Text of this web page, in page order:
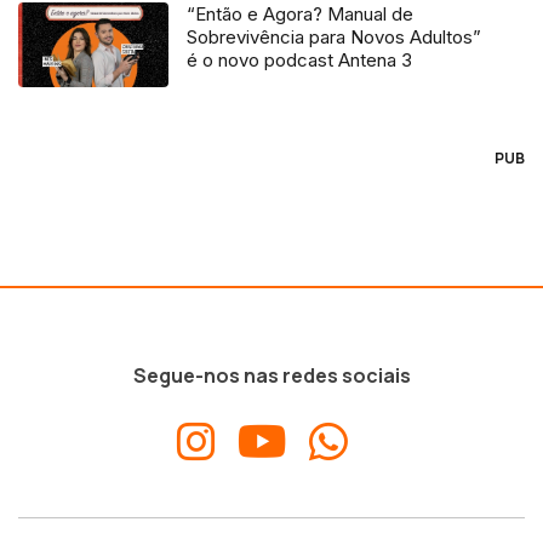
“Então e Agora? Manual de
Sobrevivência para Novos Adultos”
é o novo podcast Antena 3
PUB
Segue-nos nas redes sociais